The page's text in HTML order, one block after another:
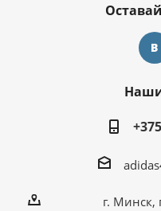
г. Минск,